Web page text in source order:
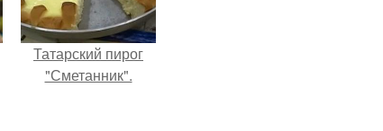
Татарский пирог
"Сметанник".